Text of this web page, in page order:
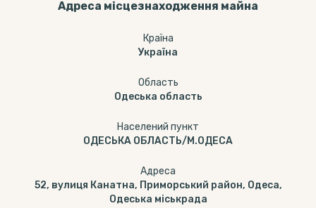
Адреса місцезнаходження майна
Країна
Україна
Область
Одеська область
Населений пункт
ОДЕСЬКА ОБЛАСТЬ/М.ОДЕСА
Адреса
52, вулиця Канатна, Приморський район, Одеса,
Одеська міськрада